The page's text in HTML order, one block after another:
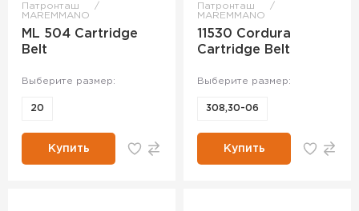
Патронташ
MAREMMANO
ML 504 Cartridge
Belt
Выберите размер:
20
Купить
Патронташ
MAREMMANO
11530 Cordura
Cartridge Belt
Выберите размер:
308,30-06
Купить